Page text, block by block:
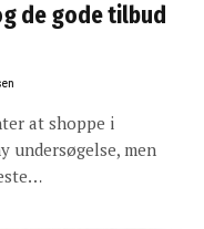
de gode tilbud
at shoppe i
undersøgelse, men